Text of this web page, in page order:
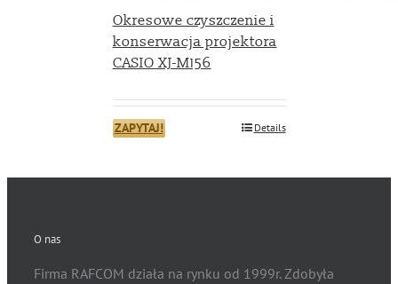
Okresowe czyszczenie i
konserwacja projektora
CASIO XJ-M156
ZAPYTAJ! Details
O nas
Firma RAFCOM działa na rynku od 1999r. Zdobyła